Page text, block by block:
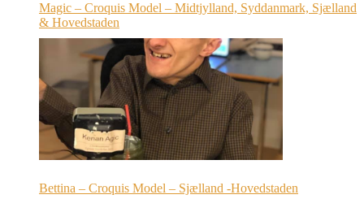
Magic – Croquis Model – Midtjylland, Syddanmark, Sjælland
& Hovedstaden
Bettina – Croquis Model – Sjælland -Hovedstaden